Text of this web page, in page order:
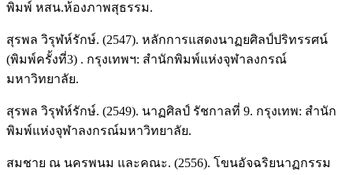
พิมพ์ หสน.ห้องภาพสุธรรม.
สุรพล วิรุฬห์รักษ์. (2547). หลักการแสดงนาฏยศิลป์ปริทรรศน์
(พิมพ์ครั้งที่3) . กรุงเทพฯ: สำนักพิมพ์แห่งจุฬาลงกรณ์
มหาวิทยาลัย.
สุรพล วิรุฬห์รักษ์. (2549). นาฏศิลป์ รัชกาลที่ 9. กรุงเทพ: สำนัก
พิมพ์แห่งจุฬาลงกรณ์มหาวิทยาลัย.
สมชาย ณ นครพนม และคณะ. (2556). โขนอัจฉริยนาฏกรรม